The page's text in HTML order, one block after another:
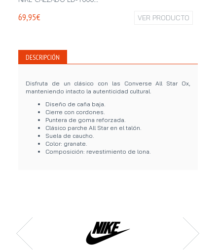
69,95€ VER PRODUCTO
DESCRIPCIÓN
Disfruta de un clásico con las Converse All Star Ox,
manteniendo intacto la autenticidad cultural.
Diseño de caña baja.
Cierre con cordones.
Puntera de goma reforzada.
Clásico parche All Star en el talón.
Suela de caucho.
Color: granate.
Composición: revestimiento de lona.